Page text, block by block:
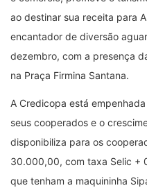
ao destinar sua receita para
encantador de diversão
dezembro, com a presença
na Praça Firmina Santana.
A Credicopa está
seus cooperados e o
disponibiliza para os
30.000,00, com taxa Selic +
que tenham a maquininha